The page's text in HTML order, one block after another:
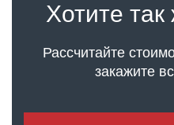
Хотите
Рассчитайте
закажите